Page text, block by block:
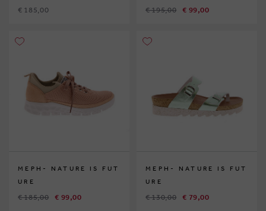
€ 185,00 € 195,00 € 99,00
MEPH- NATURE IS FUT
URE
€ 185,00 € 99,00
MEPH- NATURE IS FUT
URE
€ 130,00 € 79,00